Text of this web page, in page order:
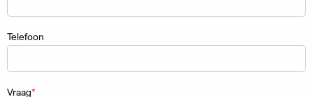
Telefoon
Vraag